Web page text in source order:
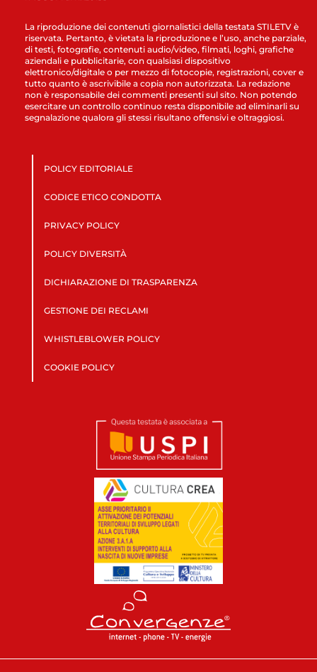
La riproduzione dei contenuti giornalistici della testata STILETV è
riservata. Pertanto, è vietata la riproduzione e l’uso, anche parziale,
di testi, fotografie, contenuti audio/video, filmati, loghi, grafiche
aziendali e pubblicitarie, con qualsiasi dispositivo
elettronico/digitale o per mezzo di fotocopie, registrazioni, cover e
tutto quanto è ascrivibile a copia non autorizzata. La redazione
non è responsabile dei commenti presenti sul sito. Non potendo
esercitare un controllo continuo resta disponibile ad eliminarli su
segnalazione qualora gli stessi risultano offensivi e oltraggiosi.
POLICY EDITORIALE
CODICE ETICO CONDOTTA
PRIVACY POLICY
POLICY DIVERSITÀ
DICHIARAZIONE DI TRASPARENZA
GESTIONE DEI RECLAMI
WHISTLEBLOWER POLICY
COOKIE POLICY